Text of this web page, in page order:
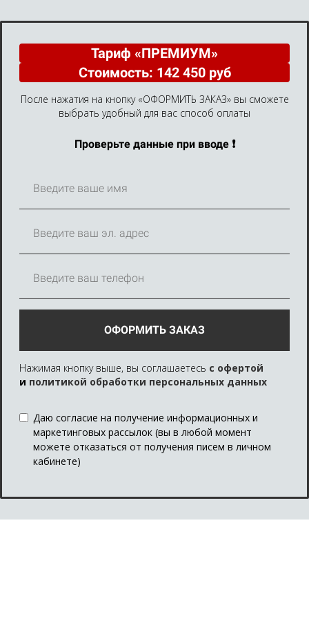
Тариф «ПРЕМИУМ»
Стоимость: 142 450 руб
После нажатия на кнопку «ОФОРМИТЬ ЗАКАЗ» вы сможете
выбрать удобный для вас способ оплаты
Проверьте данные при вводе ❗
ОФОРМИТЬ ЗАКАЗ
Нажимая кнопку выше, вы соглашаетесь с офертой
и политикой обработки персональных данных
Даю согласие на получение информационных и
маркетинговых рассылок (вы в любой момент
можете отказаться от получения писем в личном
кабинете)